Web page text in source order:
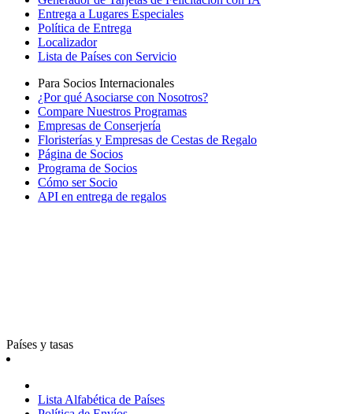
Entrega a Lugares Especiales
Política de Entrega
Localizador
Lista de Países con Servicio
Para Socios Internacionales
¿Por qué Asociarse con Nosotros?
Compare Nuestros Programas
Empresas de Conserjería
Floristerías y Empresas de Cestas de Regalo
Página de Socios
Programa de Socios
Cómo ser Socio
API en entrega de regalos
Países y tasas
Lista Alfabética de Países